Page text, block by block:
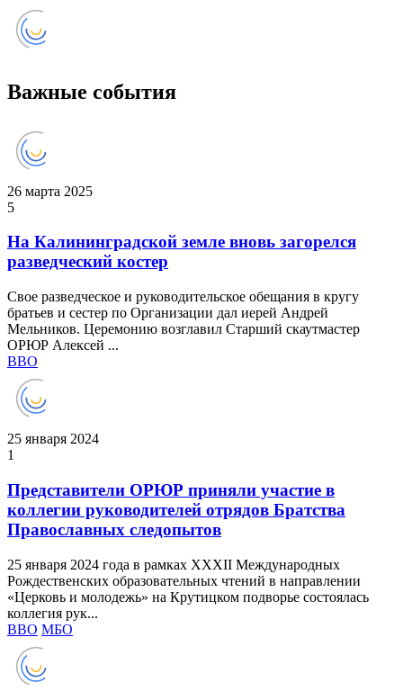
Важные события
26 марта 2025
5
На Калининградской земле вновь загорелся
разведческий костер
Свое разведческое и руководительское обещания в кругу
братьев и сестер по Организации дал иерей Андрей
Мельников. Церемонию возглавил Старший скаутмастер
ОРЮР Алексей ...
ВВО
25 января 2024
1
Представители ОРЮР приняли участие в
коллегии руководителей отрядов Братства
Православных следопытов
25 января 2024 года в рамках XXXII Международных
Рождественских образовательных чтений в направлении
«Церковь и молодежь» на Крутицком подворье состоялась
коллегия рук...
ВВО МБО